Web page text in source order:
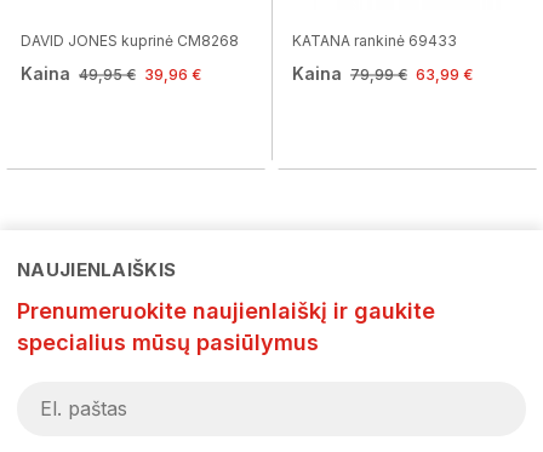
DAVID JONES kuprinė CM8268
Kaina 49,95 € 39,96 €
KATANA rankinė 69433
Kaina 79,99 € 63,99 €
NAUJIENLAIŠKIS
Prenumeruokite naujienlaiškį ir gaukite
specialius mūsų pasiūlymus